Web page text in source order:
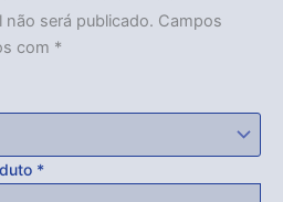
não será publicado. Campos
com *
*